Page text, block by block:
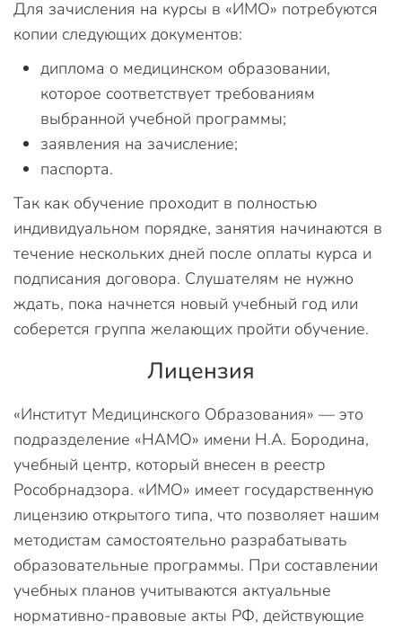
Для зачисления на курсы в «ИМО» потребуются
копии следующих документов:
диплома о медицинском образовании,
которое соответствует требованиям
выбранной учебной программы;
заявления на зачисление;
паспорта.
Так как обучение проходит в полностью
индивидуальном порядке, занятия начинаются в
течение нескольких дней после оплаты курса и
подписания договора. Слушателям не нужно
ждать, пока начнется новый учебный год или
соберется группа желающих пройти обучение.
Лицензия
«Институт Медицинского Образования» — это
подразделение «НАМО» имени Н.А. Бородина,
учебный центр, который внесен в реестр
Рособрнадзора. «ИМО» имеет государственную
лицензию открытого типа, что позволяет нашим
методистам самостоятельно разрабатывать
образовательные программы. При составлении
учебных планов учитываются актуальные
нормативно-правовые акты РФ, действующие